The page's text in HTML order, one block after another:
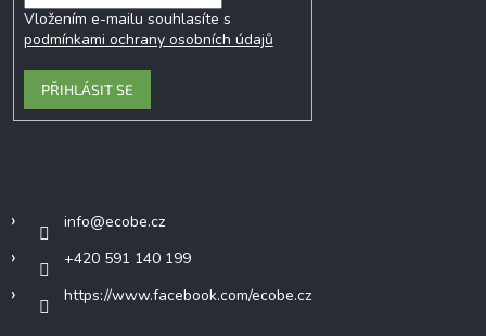
Vložením e-mailu souhlasíte s
podmínkami ochrany osobních údajů
PŘIHLÁSIT SE
info@ecobe.cz
+420 591 140 199
https://www.facebook.com/ecobe.cz